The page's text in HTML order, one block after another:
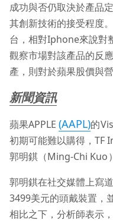
成功與否仍取決於產品
其創新技術的接受程度
台，相對Iphone來說對
觀察市場對該產品的反
產，則對於蘋果股價與
新聞資訊
蘋果APPLE(AAPL)的
初期可能難以購得，
郭明錤（Ming-Chi Kuo
郭明錤在社交媒體上寫
3499美元的頭戴裝置，
相比之下，分析師表示